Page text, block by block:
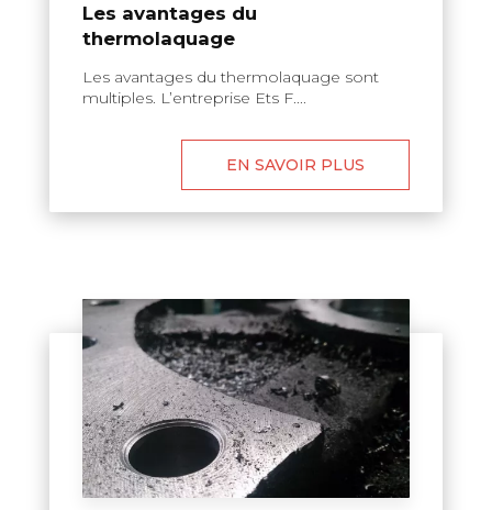
Les avantages du
thermolaquage
Les avantages du thermolaquage sont
multiples. L’entreprise Ets F....
EN SAVOIR PLUS